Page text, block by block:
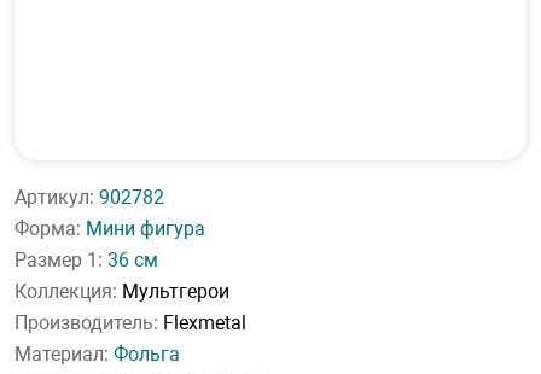
Артикул: 902782
Форма: Мини фигура
Размер 1: 36 см
Коллекция: Мультгерои
Производитель: Flexmetal
Материал: Фольга